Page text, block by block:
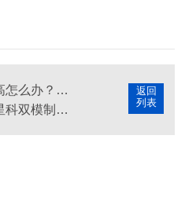
返回
列表
厂房车间温度太高怎么办？蒸发冷省电空调高效降温新方案
蒸发冷空调厂家星科双模制冷技术解析